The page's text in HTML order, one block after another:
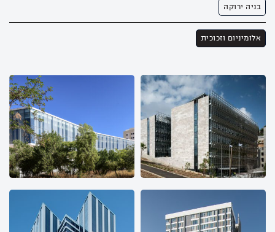
בניה ירוקה
אלומיניום וזכוכית